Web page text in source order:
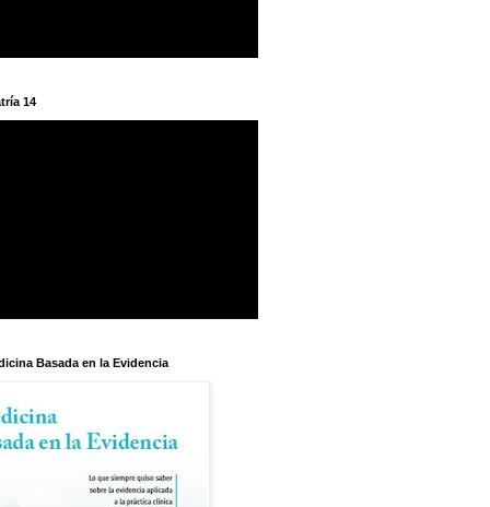
14
Basada en la Evidencia